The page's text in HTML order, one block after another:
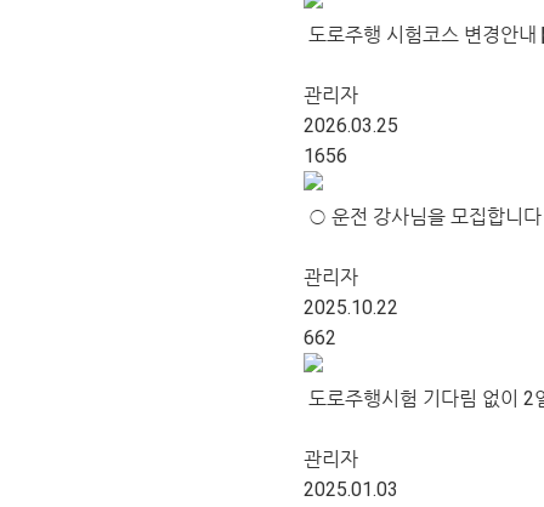
도로주행 시험코스 변경안내
관리자
2026.03.25
1656
○ 운전 강사님을 모집합니다
관리자
2025.10.22
662
도로주행시험 기다림 없이 2
관리자
2025.01.03